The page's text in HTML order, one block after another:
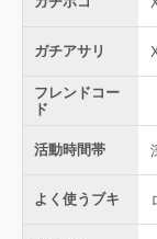
ガチアサリ
フレンドコー
ド
活動時間帯
よく使うブキ